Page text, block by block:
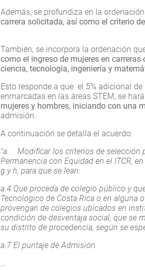
Además, se profundiza en la
carrera solicitada, así como el criterio
También, se incorpora la ordenación
como el ingreso de mujeres en
ciencia, tecnología, ingeniería y
Esto responde a que el 5% adicional
enmarcadas en las áreas STEM, se hará
mujeres y hombres, iniciando con una
admisión.
A continuación se detalla el acuerdo:
"a. Modificar los criterios de selección
Permanencia con Equidad en el ITCR,
g y h, para que se lean:
a.4 Que proceda de colegio público y
Tecnológico de Costa Rica o en alguna
provengan de colegios ubicados en
condición de desventaja social, que se
su distrito de procedencia, según se
a.7 El puntaje de Admisión
…